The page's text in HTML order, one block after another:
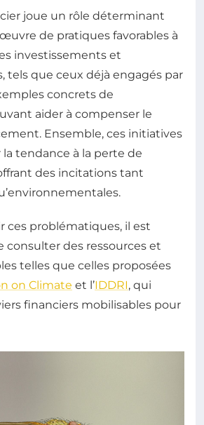
joue un rôle déterminant
de pratiques favorables à
investissements et
tels que ceux déjà engagés par
concrets de
aider à compenser le
Ensemble, ces initiatives
tendance à la perte de
des incitations tant
ces problématiques, il est
consulter des ressources et
telles que celles proposées
on Climate et l’IDDRI, qui
financiers mobilisables pour